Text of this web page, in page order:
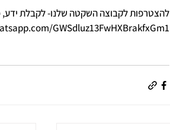
להצטרפות לקבוצה השקטה שלנו- לקבלת ידע,
GWSdluz13FwHXBrakfxGm1